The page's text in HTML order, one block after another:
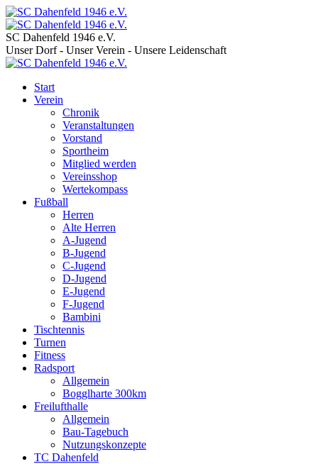
SC Dahenfeld 1946 e.V.
Unser Dorf - Unser Verein - Unsere Leidenschaft
Start
Verein
Chronik
Veranstaltungen
Vorstand
Sportheim
Mitglied werden
Vereinsshop
Wertekompass
Fußball
Herren
Alte Herren
A-Jugend
B-Jugend
C-Jugend
D-Jugend
E-Jugend
F-Jugend
Bambini
Tischtennis
Turnen
Fitness
Radsport
Allgemein
Bogglharte 300km
Freilufthalle
Allgemein
Bau-Tagebuch
Nutzungskonzepte
TC Dahenfeld